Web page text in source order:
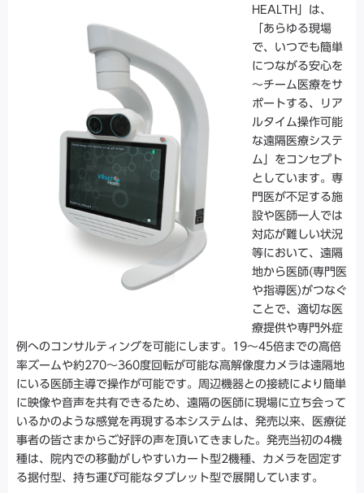
HEALTH」は、
「あらゆる現場
で、いつでも簡単
につながる安心を
～チーム医療をサ
ポートする、リア
ルタイム操作可能
な遠隔医療システ
ム」をコンセプト
としています。専
門医が不足する施
設や医師一人では
対応が難しい状況
等において、遠隔
地から医師(専門医
や指導医)がつなぐ
ことで、適切な医
療提供や専門外症
例へのコンサルティングを可能にします。19～45倍までの高倍
率ズームや約270～360度回転が可能な高解像度カメラは遠隔地
にいる医師主導で操作が可能です。周辺機器との接続により簡単
に映像や音声を共有できるため、遠隔の医師に現場に立ち会って
いるかのような感覚を再現する本システムは、発売以来、医療従
事者の皆さまからご好評の声を頂いてきました。発売当初の4機
種は、院内での移動がしやすいカート型2機種、カメラを固定す
る据付型、持ち運び可能なタブレット型で展開しています。